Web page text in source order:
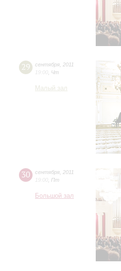
29 сентября 2011
19:00 Чт
Малый зал
30 сентября 2011
19:00 Пт
Большой зал